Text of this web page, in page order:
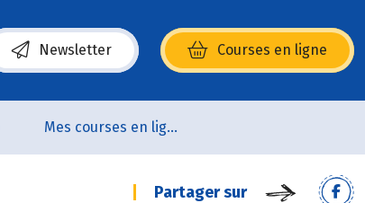
Newsletter Courses en ligne
dans une nouvelle fenêtre)
Mes courses en ligne
Partager sur